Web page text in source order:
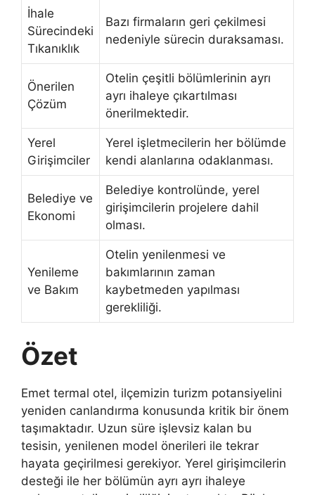
İhale
Sürecindeki
Tıkanıklık
Bazı firmaların geri çekilmesi
nedeniyle sürecin duraksaması.
Önerilen
Çözüm
Otelin çeşitli bölümlerinin ayrı
ayrı ihaleye çıkartılması
önerilmektedir.
Yerel
Girişimciler
Yerel işletmecilerin her bölümde
kendi alanlarına odaklanması.
Belediye ve
Ekonomi
Belediye kontrolünde, yerel
girişimcilerin projelere dahil
olması.
Yenileme
ve Bakım
Otelin yenilenmesi ve
bakımlarının zaman
kaybetmeden yapılması
gerekliliği.
Özet
Emet termal otel, ilçemizin turizm potansiyelini
yeniden canlandırma konusunda kritik bir önem
taşımaktadır. Uzun süre işlevsiz kalan bu
tesisin, yenilenen model önerileri ile tekrar
hayata geçirilmesi gerekiyor. Yerel girişimcilerin
desteği ile her bölümün ayrı ayrı ihaleye